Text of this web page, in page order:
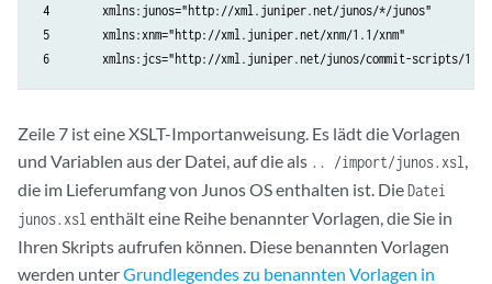
4        xmlns:junos="http://xml.juniper.net/junos/*/junos"
5        xmlns:xnm="http://xml.juniper.net/xnm/1.1/xnm"
6        xmlns:jcs="http://xml.juniper.net/junos/commit-scripts/
Zeile 7 ist eine XSLT-Importanweisung. Es lädt die Vorlagen
und Variablen aus der Datei, auf die als .. /import/junos.xsl
die im Lieferumfang von Junos OS enthalten ist. DieDatei
junos.xsl enthält eine Reihe benannter Vorlagen, die Sie in
Ihren Skripts aufrufen können. Diese benannten Vorlagen
werden unterGrundlegendes zu benannten Vorlagen in